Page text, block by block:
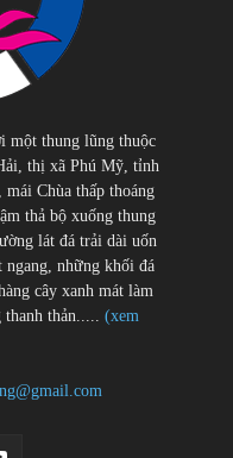
một thung lũng thuộc
thị xã Phú Mỹ, tỉnh
Chùa thấp thoáng
thả bộ xuống thung
lát đá trải dài uốn
những khối đá
cây xanh mát làm
thanh thản.....(xem